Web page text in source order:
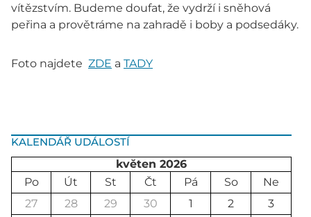
KALENDÁŘ UDÁLOSTÍ
květen 2026
Po
Út St Čt Pá So
Ne
27
28 29 30 1 2
3
vítězstvím. Budeme doufat, že vydrží i sněhová
peřina a provětráme na zahradě i boby a podsedáky.
Foto najdete ZDE a TADY